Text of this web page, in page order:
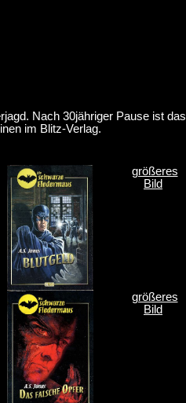
Nach 30jähriger Pause ist das
im Blitz-Verlag.
größeres
Bild
größeres
Bild